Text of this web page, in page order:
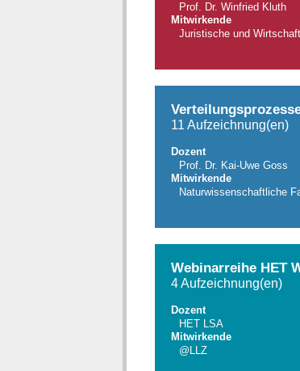
Prof. Dr. Winfried Kluth
Mitwirkende
Juristische und
11 Aufzeichnung(en)
Dozent
Prof. Dr. Kai-Uwe Goss
Mitwirkende
Naturwissenschaftliche
Webinarreihe HET
4 Aufzeichnung(en)
Dozent
HET LSA
Mitwirkende
@LLZ